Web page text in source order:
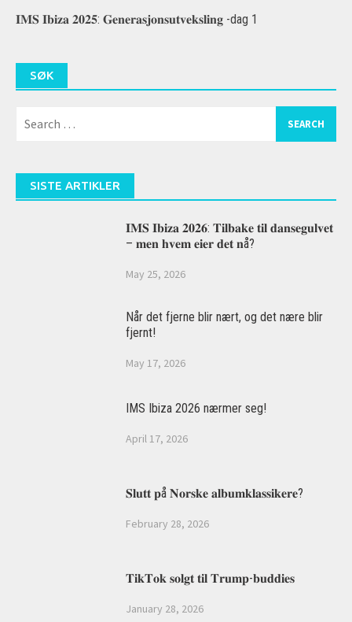
𝐈𝐌𝐒 𝐈𝐛𝐢𝐳𝐚 𝟐𝟎𝟐𝟓: 𝐆𝐞𝐧𝐞𝐫𝐚𝐬𝐣𝐨𝐧𝐬𝐮𝐭𝐯𝐞𝐤𝐬𝐥𝐢𝐧𝐠 -dag 1
SØK
for:
SISTE ARTIKLER
𝐈𝐌𝐒 𝐈𝐛𝐢𝐳𝐚 𝟐𝟎𝟐𝟔: 𝐓𝐢𝐥𝐛𝐚𝐤𝐞 𝐭𝐢𝐥 𝐝𝐚𝐧𝐬𝐞𝐠𝐮𝐥𝐯𝐞𝐭
– 𝐦𝐞𝐧 𝐡𝐯𝐞𝐦 𝐞𝐢𝐞𝐫 𝐝𝐞𝐭 𝐧å?
May 25, 2026
Når det fjerne blir nært, og det nære blir
fjernt!
May 17, 2026
IMS Ibiza 2026 nærmer seg!
April 17, 2026
𝐒𝐥𝐮𝐭𝐭 𝐩å 𝐍𝐨𝐫𝐬𝐤𝐞 𝐚𝐥𝐛𝐮𝐦𝐤𝐥𝐚𝐬𝐬𝐢𝐤𝐞𝐫𝐞?
February 28, 2026
𝐓𝐢𝐤𝐓𝐨𝐤 𝐬𝐨𝐥𝐠𝐭 𝐭𝐢𝐥 𝐓𝐫𝐮𝐦𝐩-𝐛𝐮𝐝𝐝𝐢𝐞𝐬
January 28, 2026